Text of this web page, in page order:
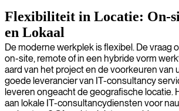
Flexibiliteit in Locatie: On-
en Lokaal
De moderne werkplek is flexibel. De vraag
on-site, remote of in een hybride vorm
aard van het project en de voorkeuren van
goede leverancier van IT-consultancy
leveren ongeacht de geografische locatie.
aan lokale IT-consultancydiensten voor